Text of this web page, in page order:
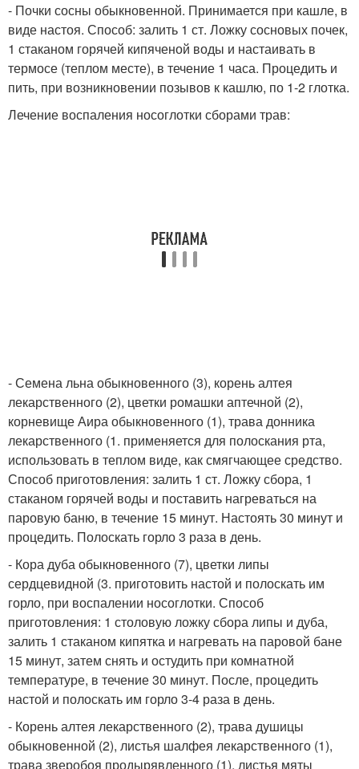
- Почки сосны обыкновенной. Принимается при кашле, в
виде настоя. Способ: залить 1 ст. Ложку сосновых почек,
1 стаканом горячей кипяченой воды и настаивать в
термосе (теплом месте), в течение 1 часа. Процедить и
пить, при возникновении позывов к кашлю, по 1-2 глотка.
Лечение воспаления носоглотки сборами трав:
- Семена льна обыкновенного (3), корень алтея
лекарственного (2), цветки ромашки аптечной (2),
корневище Аира обыкновенного (1), трава донника
лекарственного (1. применяется для полоскания рта,
использовать в теплом виде, как смягчающее средство.
Способ приготовления: залить 1 ст. Ложку сбора, 1
стаканом горячей воды и поставить нагреваться на
паровую баню, в течение 15 минут. Настоять 30 минут и
процедить. Полоскать горло 3 раза в день.
- Кора дуба обыкновенного (7), цветки липы
сердцевидной (3. приготовить настой и полоскать им
горло, при воспалении носоглотки. Способ
приготовления: 1 столовую ложку сбора липы и дуба,
залить 1 стаканом кипятка и нагревать на паровой бане
15 минут, затем снять и остудить при комнатной
температуре, в течение 30 минут. После, процедить
настой и полоскать им горло 3-4 раза в день.
- Корень алтея лекарственного (2), трава душицы
обыкновенной (2), листья шалфея лекарственного (1),
трава зверобоя продырявленного (1), листья мяты